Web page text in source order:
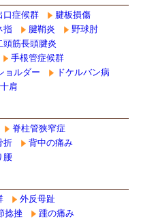
口症候群
腱板損傷
指 腱鞘炎
野球肘
頭筋長頭腱炎
手根管症候群
ョルダー
ドケルバン病
肩
脊柱管狭窄症
折
背中の痛み
腰
外反母趾
捻挫
踵の痛み